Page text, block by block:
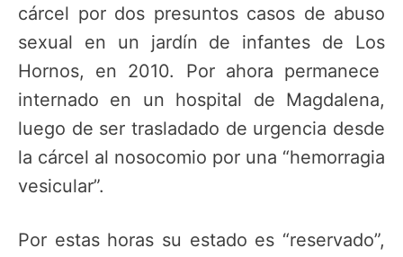
cárcel por dos presuntos casos de abuso
sexual en un jardín de infantes de Los
Hornos, en 2010. Por ahora permanece
internado en un hospital de Magdalena,
luego de ser trasladado de urgencia desde
la cárcel al nosocomio por una “hemorragia
vesicular”.
Por estas horas su estado es “reservado”,